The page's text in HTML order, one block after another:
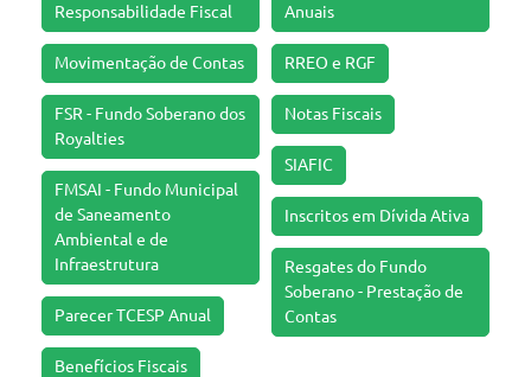
Responsabilidade Fiscal
Movimentação de Contas
FSR - Fundo Soberano dos
Royalties
FMSAI - Fundo Municipal
de Saneamento
Ambiental e de
Infraestrutura
Parecer TCESP Anual
Benefícios Fiscais
Anuais
RREO e RGF
Notas Fiscais
SIAFIC
Inscritos em Dívida Ativa
Resgates do Fundo
Soberano - Prestação de
Contas